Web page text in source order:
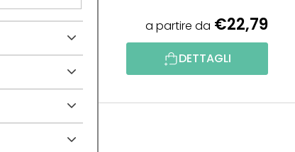
O
a partire da €22,79
DETTAGLI